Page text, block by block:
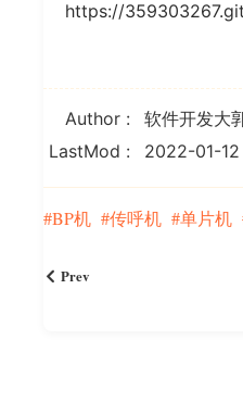
https://
Author
软件开发大
LastMod
2022-01-12
BP机 传呼机 单片机
Prev